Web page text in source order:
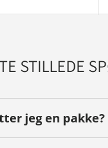
STILLEDE
jeg en pakke?